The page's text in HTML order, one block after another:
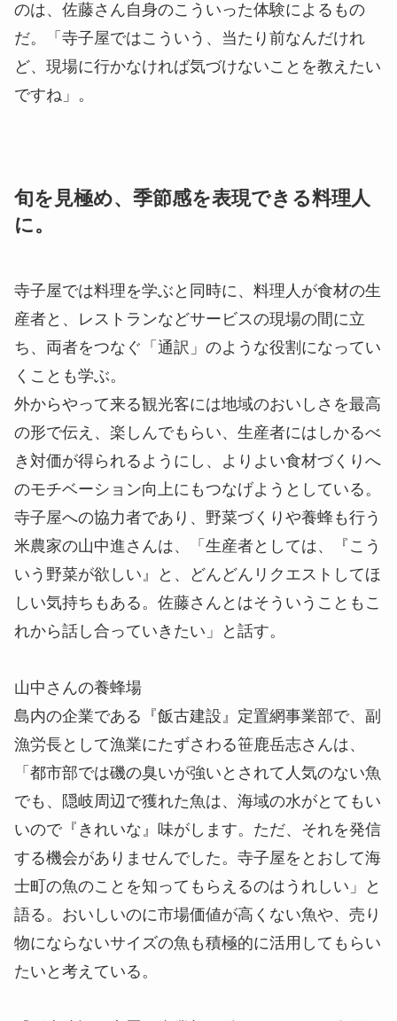
のは、佐藤さん自身のこういった体験によるもの
だ。「寺子屋ではこういう、当たり前なんだけれ
ど、現場に行かなければ気づけないことを教えたい
ですね」。
旬を見極め、季節感を表現できる料理人
に。
寺子屋では料理を学ぶと同時に、料理人が食材の生
産者と、レストランなどサービスの現場の間に立
ち、両者をつなぐ「通訳」のような役割になってい
くことも学ぶ。
外からやって来る観光客には地域のおいしさを最高
の形で伝え、楽しんでもらい、生産者にはしかるべ
き対価が得られるようにし、よりよい食材づくりへ
のモチベーション向上にもつなげようとしている。
寺子屋への協力者であり、野菜づくりや養蜂も行う
米農家の山中進さんは、「生産者としては、『こう
いう野菜が欲しい』と、どんどんリクエストしてほ
しい気持ちもある。佐藤さんとはそういうこともこ
れから話し合っていきたい」と話す。
山中さんの養蜂場
島内の企業である『飯古建設』定置網事業部で、副
漁労長として漁業にたずさわる笹鹿岳志さんは、
「都市部では磯の臭いが強いとされて人気のない魚
でも、隠岐周辺で獲れた魚は、海域の水がとてもい
いので『きれいな』味がします。ただ、それを発信
する機会がありませんでした。寺子屋をとおして海
士町の魚のことを知ってもらえるのはうれしい」と
語る。おいしいのに市場価値が高くない魚や、売り
物にならないサイズの魚も積極的に活用してもらい
たいと考えている。